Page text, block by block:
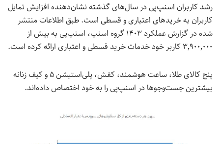
رشد کاربران اسنپ‌پی در سال‌های گذشته نشان‌دهنده افزایش تمایل
کاربران به خریدهای اعتباری و قسطی است. طبق اطلاعات منتشر
شده در گزارش عملکرد ۱۴۰۳ گروه اسنپ، اسنپ‌پی به بیش از
۳٬۹۰۰٬۰۰۰ کاربر خود خدمات خ
رید قسطی و اعتباری ارائه کرده است.
پنج کالای طلا، ساعت هوشمند، کفش، پلی‌استیشن ۵ و کیف زنانه
بیشترین جست‌وجوها در اسنپ‌پی را به خود اختصاص داده‌اند.